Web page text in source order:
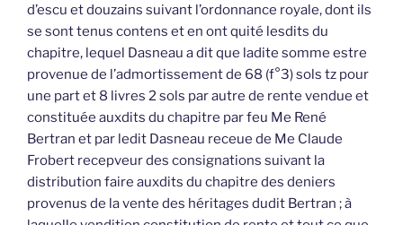
d’escu et douzains suivant l’ordonnance royale, dont ils
se sont tenus contens et en ont quité lesdits du
chapitre, lequel Dasneau a dit que ladite somme estre
provenue de l’admortissement de 68 (f°3) sols tz pour
une part et 8 livres 2 sols par autre de rente vendue et
constituée auxdits du chapitre par feu Me René
Bertran et par ledit Dasneau receue de Me Claude
Frobert recepveur des consignations suivant la
distribution faire auxdits du chapitre des deniers
provenus de la vente des héritages dudit Bertran ; à